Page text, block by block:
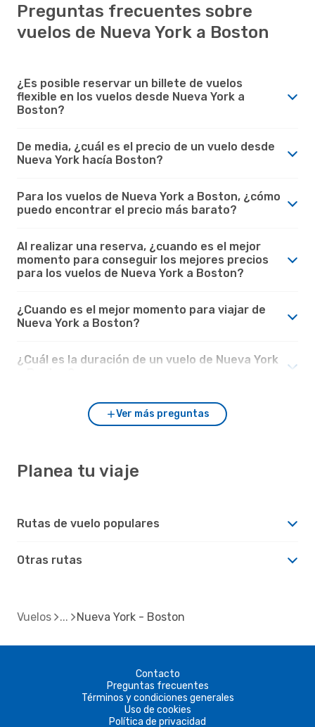
Preguntas frecuentes sobre
vuelos de Nueva York a Boston
¿Es posible reservar un billete de vuelos
flexible en los vuelos desde Nueva York a
Boston?
De media, ¿cuál es el precio de un vuelo desde
Nueva York hacía Boston?
Para los vuelos de Nueva York a Boston, ¿cómo
puedo encontrar el precio más barato?
Al realizar una reserva, ¿cuando es el mejor
momento para conseguir los mejores precios
para los vuelos de Nueva York a Boston?
¿Cuando es el mejor momento para viajar de
Nueva York a Boston?
¿Cuál es la duración de un vuelo de Nueva York
Ver más preguntas
Planea tu viaje
Rutas de vuelo populares
Otras rutas
Vuelos Nueva York - Boston
Contacto
Preguntas frecuentes
Términos y condiciones generales
Uso de cookies
Política de privacidad